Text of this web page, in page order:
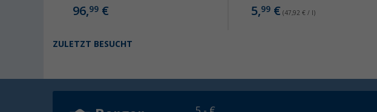
96,99 € 5,99€ (47,92 € / l)
ZULETZT BESUCHT